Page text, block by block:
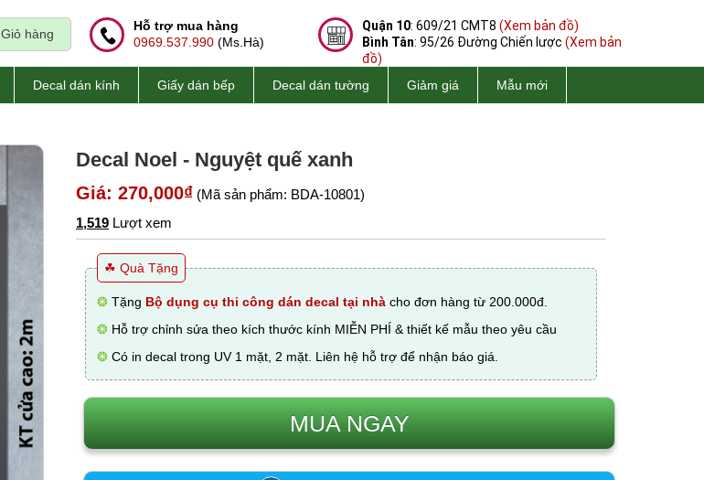
Giỏ hàng
Hỗ trợ mua hàng
0969.537.990 (Ms.Hà)
Quận 10: 609/21 CMT8 (Xem bản đồ)
Bình Tân: 95/26 Đường Chiến lược (Xem bản
đồ)
Decal dán kính Giấy dán bếp Decal dán tường Giảm giá Mẫu mới
Decal Noel - Nguyệt quế xanh
Giá: 270,000₫ (Mã sản phẩm: BDA-10801)
1,519 Lượt xem
☘ Quà Tặng
❂ Tặng Bộ dụng cụ thi công dán decal tại nhà cho đơn hàng từ 200.000đ.
❂ Hỗ trợ chỉnh sửa theo kích thước kính MIỄN PHÍ & thiết kế mẫu theo yêu cầu
❂ Có in decal trong UV 1 mặt, 2 mặt. Liên hệ hỗ trợ để nhận báo giá.
MUA NGAY